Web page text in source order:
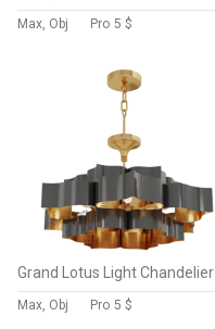
Max, Obj Pro 5 $
Grand Lotus Light Chandelier
Max, Obj Pro 5 $